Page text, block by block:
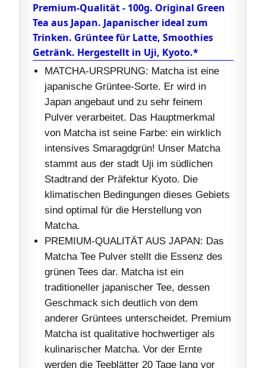
Premium-Qualität - 100g. Original Green
Tea aus Japan. Japanischer ideal zum
Trinken. Grüntee für Latte, Smoothies
Getränk. Hergestellt in Uji, Kyoto.*
MATCHA-URSPRUNG: Matcha ist eine
japanische Grüntee-Sorte. Er wird in
Japan angebaut und zu sehr feinem
Pulver verarbeitet. Das Hauptmerkmal
von Matcha ist seine Farbe: ein wirklich
intensives Smaragdgrün! Unser Matcha
stammt aus der stadt Uji im südlichen
Stadtrand der Präfektur Kyoto. Die
klimatischen Bedingungen dieses Gebiets
sind optimal für die Herstellung von
Matcha.
PREMIUM-QUALITÄT AUS JAPAN: Das
Matcha Tee Pulver stellt die Essenz des
grünen Tees dar. Matcha ist ein
traditioneller japanischer Tee, dessen
Geschmack sich deutlich von dem
anderer Grüntees unterscheidet. Premium
Matcha ist qualitative hochwertiger als
kulinarischer Matcha. Vor der Ernte
werden die Teeblätter 20 Tage lang vor